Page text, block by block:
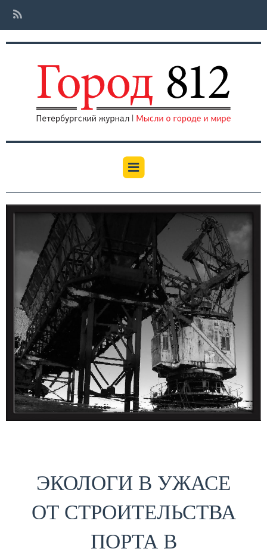
ЭКОЛОГИ В УЖАСЕ
ОТ СТРОИТЕЛЬСТВА
ПОРТА В